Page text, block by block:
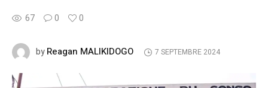
67 0 0
byReagan MALIKIDOGO 7 SEPTEMBRE 2024